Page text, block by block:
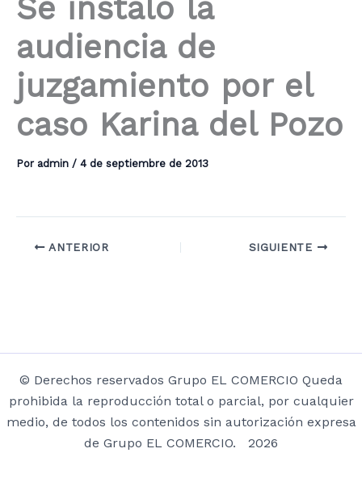
Se instaló la
audiencia de
juzgamiento por el
caso Karina del Pozo
Por admin / 4 de septiembre de 2013
ANTERIOR SIGUIENTE
© Derechos reservados Grupo EL COMERCIO Queda
prohibida la reproducción total o parcial, por cualquier
medio, de todos los contenidos sin autorización expresa
de Grupo EL COMERCIO. 2026